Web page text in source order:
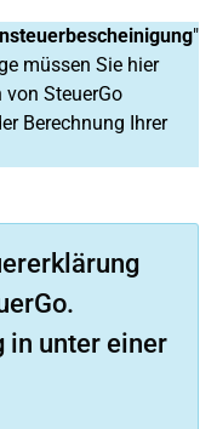
"
müssen Sie hier
von SteuerGo
Berechnung Ihrer
in unter einer